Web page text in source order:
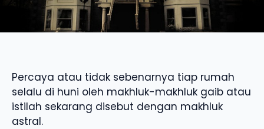
Percaya atau tidak sebenarnya tiap rumah
selalu di huni oleh makhluk-makhluk gaib atau
istilah sekarang disebut dengan makhluk
astral.